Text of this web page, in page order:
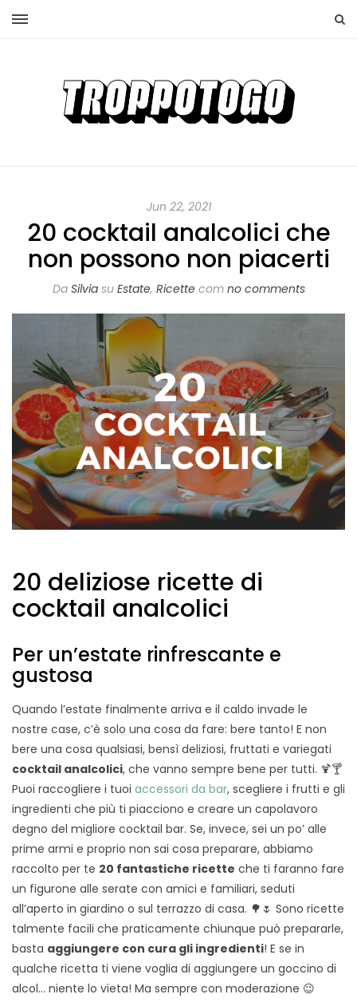
Jun 22, 2021
20 cocktail analcolici che
non possono non piacerti
Da Silviasu Estate, Ricettecom no comments
20 deliziose ricette di
cocktail analcolici
Per un’estate rinfrescante e
gustosa
Quando l’estate finalmente arriva e il caldo invade le
nostre case, c’è solo una cosa da fare: bere tanto! E non
bere una cosa qualsiasi, bensì deliziosi, fruttati e variegati
cocktail analcolici, che vanno sempre bene per tutti. 🍹🍸
Puoi raccogliere i tuoi accessori da bar, scegliere i frutti e gli
ingredienti che più ti piacciono e creare un capolavoro
degno del migliore cocktail bar. Se, invece, sei un po’ alle
prime armi e proprio non sai cosa preparare, abbiamo
raccolto per te 20 fantastiche ricette che ti faranno fare
un figurone alle serate con amici e familiari, seduti
all’aperto in giardino o sul terrazzo di casa. 🌳🌷 Sono ricette
talmente facili che praticamente chiunque può prepararle,
basta aggiungere con cura gli ingredienti! E se in
qualche ricetta ti viene voglia di aggiungere un goccino di
alcol… niente lo vieta! Ma sempre con moderazione 😉